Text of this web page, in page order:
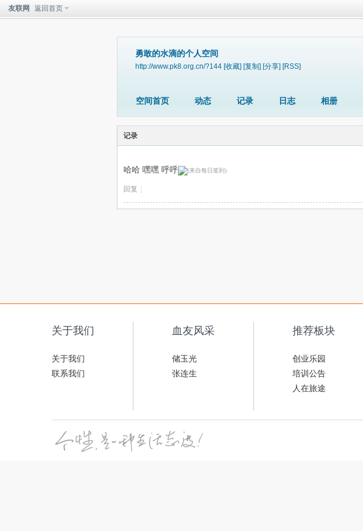
友联网 返回首页
勇敢的水滴的个人空间
http://www.pk8.org.cn/?144 [收藏] [复制] [分享] [RSS]
空间首页 动态 记录 日志 相册
记录
哈哈 嘿嘿 呼呼
回复
关于我们
关于我们
联系我们
血友风采
储玉光
张连生
推荐板块
创业乐园
培训公告
人在旅途